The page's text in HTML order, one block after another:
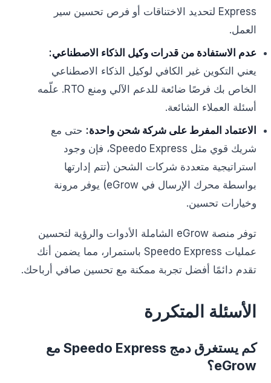
Express لتحديد الاختناقات أو فرص تحسين سير
العمل.
عدم الاستفادة من قدرات وكيل الذكاء الاصطناعي:
يعني التكوين غير الكافي لوكيل الذكاء الاصطناعي
الخاص بك فرصًا ضائعة للدعم الآلي ومنع RTO. علّمه
أسئلة العملاء الشائعة.
الاعتماد المفرط على شركة شحن واحدة: حتى مع
شريك قوي مثل Speedo Express، فإن وجود
استراتيجية متعددة شركات الشحن (تتم إدارتها
بواسطة محرك الإرسال في eGrow) يوفر مرونة
وخيارات تحسين.
توفر منصة eGrow الشاملة الأدوات والرؤية لتحسين
عمليات Speedo Express باستمرار، مما يضمن أنك
تقدم دائمًا أفضل تجربة ممكنة مع تحسين صافي أرباحك.
الأسئلة المتكررة
كم يستغرق دمج Speedo Express مع
eGrow؟